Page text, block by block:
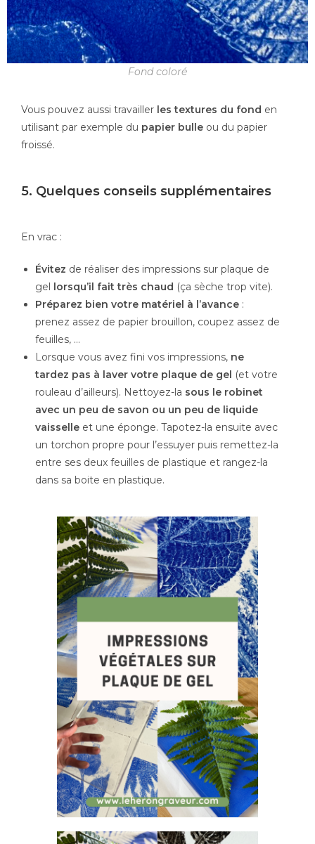
Fond coloré
Vous pouvez aussi travailler les textures du fond en
utilisant par exemple du papier bulle ou du papier
froissé.
5. Quelques conseils supplémentaires
En vrac :
Évitez de réaliser des impressions sur plaque de
gel lorsqu’il fait très chaud (ça sèche trop vite).
Préparez bien votre matériel à l’avance :
prenez assez de papier brouillon, coupez assez de
feuilles, …
Lorsque vous avez fini vos impressions, ne
tardez pas à laver votre plaque de gel (et votre
rouleau d’ailleurs). Nettoyez-la sous le robinet
avec un peu de savon ou un peu de liquide
vaisselle et une éponge. Tapotez-la ensuite avec
un torchon propre pour l’essuyer puis remettez-la
entre ses deux feuilles de plastique et rangez-la
dans sa boite en plastique.